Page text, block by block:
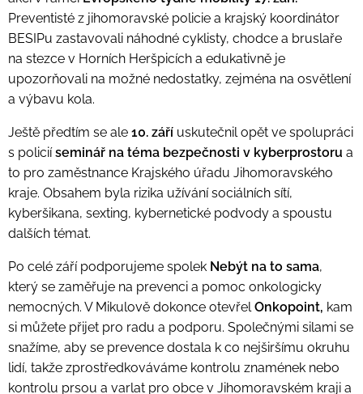
Preventisté z jihomoravské policie a krajský koordinátor
BESIPu zastavovali náhodné cyklisty, chodce a bruslaře
na stezce v Horních Heršpicích a edukativně je
upozorňovali na možné nedostatky, zejména na osvětlení
a výbavu kola.
Ještě předtím se ale 10. září uskutečnil opět ve spolupráci
s policiíseminář na téma bezpečnosti v kyberprostoru a
to pro zaměstnance Krajského úřadu Jihomoravského
kraje. Obsahem byla rizika užívání sociálních sítí,
kyberšikana, sexting, kybernetické podvody a spoustu
dalších témat.
Po celé září podporujeme spolek Nebýt na to sama,
který se zaměřuje na prevenci a pomoc onkologicky
nemocných. V Mikulově dokonce otevřelOnkopoint, kam
si můžete přijet pro radu a podporu. Společnými silami se
snažíme, aby se prevence dostala k co nejširšímu okruhu
lidí, takže zprostředkováváme kontrolu znamének nebo
kontrolu prsou a varlat pro obce v Jihomoravském kraji a